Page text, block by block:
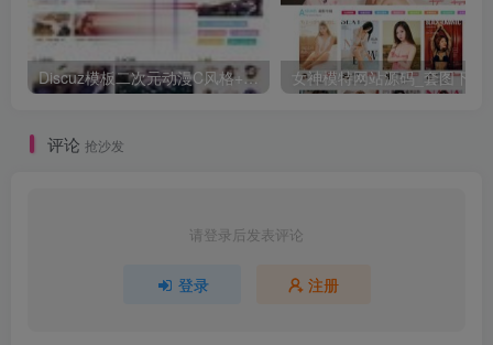
Discuz模板二次元动漫C风格+C风格门户版1.1 UTF8+GBK
评论 抢沙发
请登录后发表评论
登录 注册